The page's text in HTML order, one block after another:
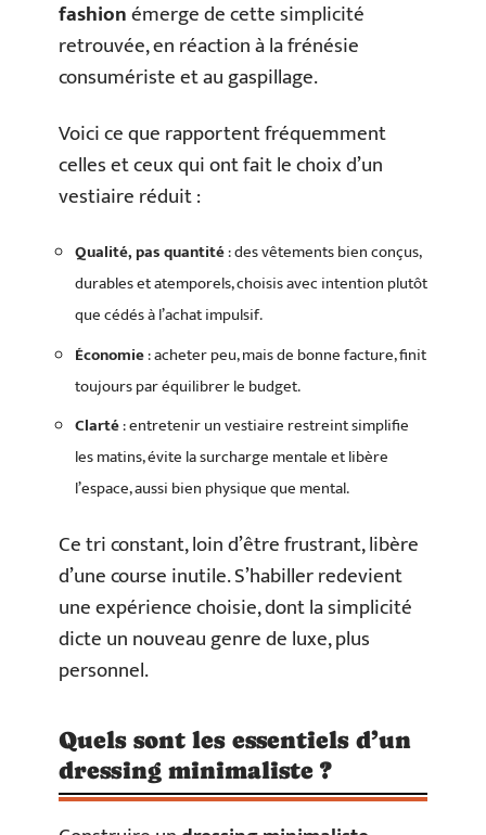
fashionémerge de cette simplicité
retrouvée, en réaction à la frénésie
consumériste et au gaspillage.
Voici ce que rapportent fréquemment
celles et ceux qui ont fait le choix d’un
vestiaire réduit :
Qualité, pas quantité: des vêtements bien conçus,
durables et atemporels, choisis avec intention plutôt
que cédés à l’achat impulsif.
Économie: acheter peu, mais de bonne facture, finit
toujours par équilibrer le budget.
Clarté: entretenir un vestiaire restreint simplifie
les matins, évite la surcharge mentale et libère
l’espace, aussi bien physique que mental.
Ce tri constant, loin d’être frustrant, libère
d’une course inutile. S’habiller redevient
une expérience choisie, dont la simplicité
dicte un nouveau genre de luxe, plus
personnel.
Quels sont les essentiels d’un
dressing minimaliste ?